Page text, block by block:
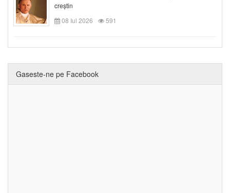
creștin
08 Iul 2026
591
Gaseste-ne pe Facebook